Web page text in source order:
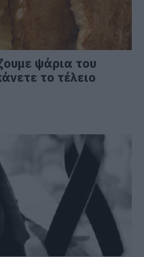
ψάρια του
το τέλειο